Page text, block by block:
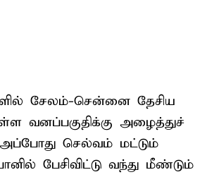
சேலம்-சென்னை தேசிய
வனப்பகுதிக்கு அழைத்துச்
செல்வம் மட்டும்
பேசிவிட்டு வந்து மீண்டும்